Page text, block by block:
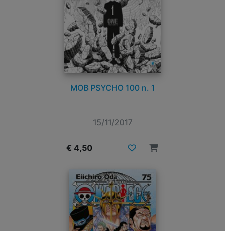
MOB PSYCHO 100 n. 1
15/11/2017
€ 4,50